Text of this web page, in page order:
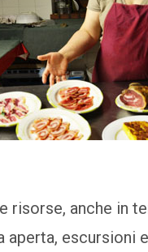
risorse, anche in
aperta, escursioni e